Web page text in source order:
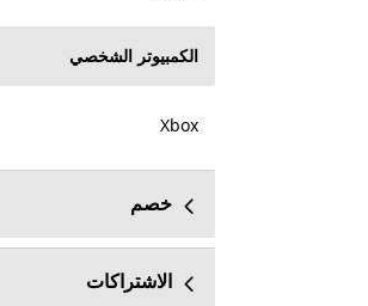
الكمبيوتر الشخصي
Xbox
خصم
الاشتراكات